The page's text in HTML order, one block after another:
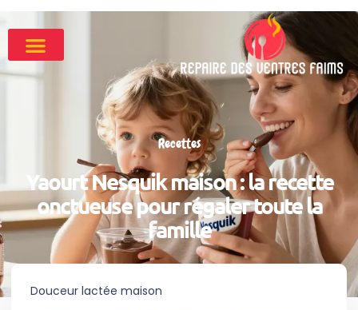
Recettes
Yaourt Nesquik maison : la recette
onctueuse pour régaler toute la
famille
Douceur lactée maison